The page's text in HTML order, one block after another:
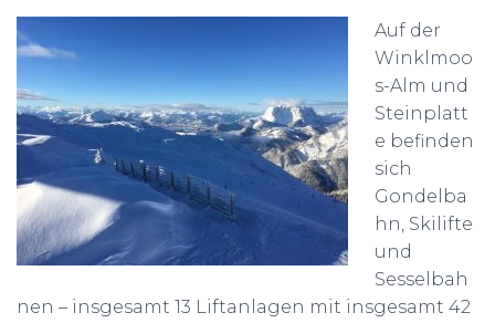
Auf der
Winklmoo
s-Alm und
Steinplatt
e befinden
sich
Gondelba
hn, Skilifte
und
Sesselbah
nen – insgesamt 13 Liftanlagen mit insgesamt 42